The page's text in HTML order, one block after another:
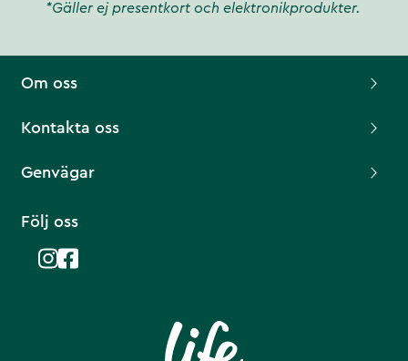
*Gäller ej presentkort och elektronikprodukter.
Om oss
Kontakta oss
Genvägar
Följ oss